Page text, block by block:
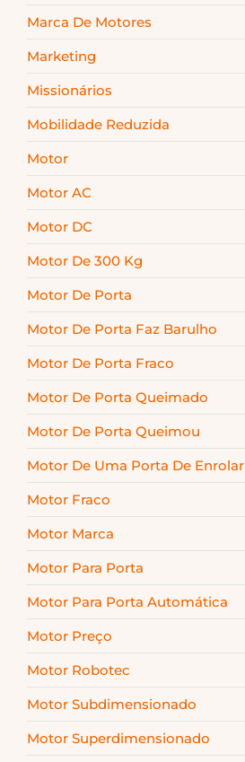
Marca De Motores
Marketing
Missionários
Mobilidade Reduzida
Motor
Motor AC
Motor DC
Motor De 300 Kg
Motor De Porta
Motor De Porta Faz Barulho
Motor De Porta Fraco
Motor De Porta Queimado
Motor De Porta Queimou
Motor De Uma Porta De Enrolar
Motor Fraco
Motor Marca
Motor Para Porta
Motor Para Porta Automática
Motor Preço
Motor Robotec
Motor Subdimensionado
Motor Superdimensionado